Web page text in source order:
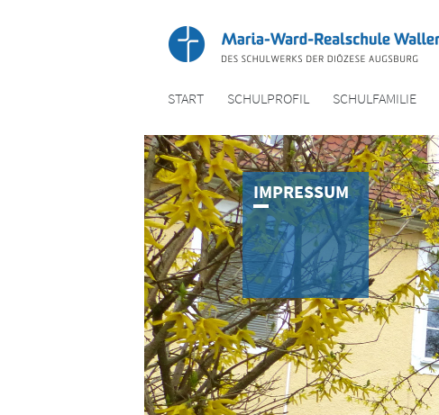
START SCHULPROFIL SCHULFAMILIE
IMPRESSUM